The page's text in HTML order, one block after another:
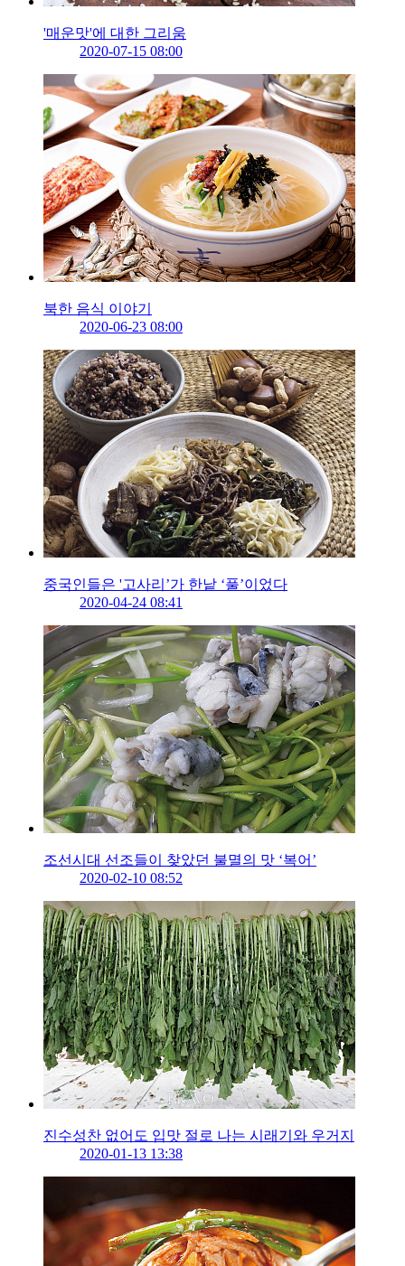
'매운맛'에 대한 그리움
2020-07-15 08:00
북한 음식 이야기
2020-06-23 08:00
중국인들은 '고사리’가 한낱 ‘풀’이었다
2020-04-24 08:41
조선시대 선조들이 찾았던 불멸의 맛 ‘복어’
2020-02-10 08:52
진수성찬 없어도 입맛 절로 나는 시래기와 우거지
2020-01-13 13:38